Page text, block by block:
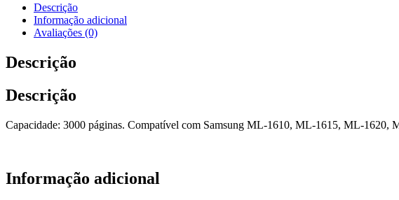
Descrição
Informação adicional
Avaliações (0)
Descrição
Descrição
Capacidade: 3000 páginas. Compatível com Samsung ML-1610, ML-1615, ML-
Informação adicional